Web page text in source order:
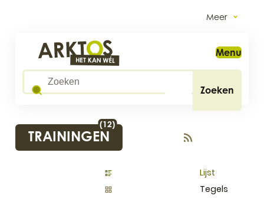
Ga naar verfijn of wijzig resultaten .
Meer
Arktos
Wat zoek je?
Zoeken
Menu
TRAININGEN
(12)RESULTATEN GEVONDEN.
Rss trainingen
Lijst
Tegels